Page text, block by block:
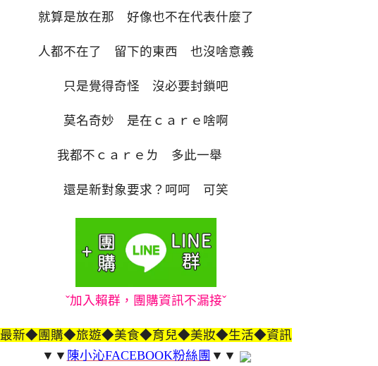
就算是放在那 好像也不在代表什麼了
人都不在了 留下的東西 也沒啥意義
只是覺得奇怪 沒必要封鎖吧
莫名奇妙 是在ｃａｒｅ啥啊
我都不ｃａｒｅㄌ 多此一舉
還是新對象要求？呵呵 可笑
ˇ加入賴群，團購資訊不漏接ˇ
最新◆團購◆旅遊◆美食◆育兒◆美妝◆生活◆資訊
▼▼ 陳小沁FACEBOOK粉絲團 ▼▼